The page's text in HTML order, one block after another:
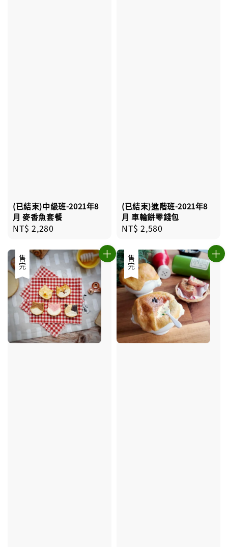
(已結束)中級班-2021年8
月 麥香魚套餐
Regular
NT$ 2,280
(已結束)進階班-2021年8
月 車輪餅零錢包
Regular
NT$ 2,580
售完 售完